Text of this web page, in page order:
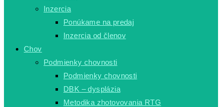
Inzercia
Ponúkame na predaj
Inzercia od členov
Chov
Podmienky chovnosti
Podmienky chovnosti
DBK – dysplázia
Metodika zhotovovania RTG